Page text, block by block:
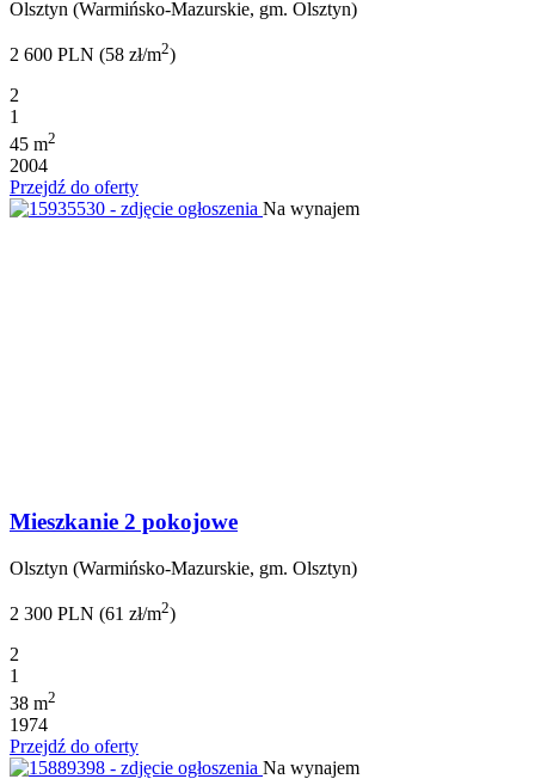
Olsztyn (Warmińsko-Mazurskie, gm. Olsztyn)
2 600 PLN (58 zł/m2)
2
1
45 m2
2004
Przejdź do oferty
Na wynajem
Mieszkanie 2 pokojowe
Olsztyn (Warmińsko-Mazurskie, gm. Olsztyn)
2 300 PLN (61 zł/m2)
2
1
38 m2
1974
Przejdź do oferty
Na wynajem